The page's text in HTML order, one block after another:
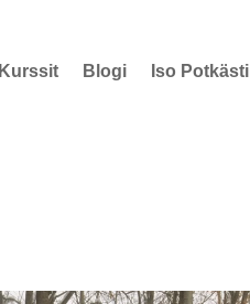
Kurssit Blogi Iso Potkästi